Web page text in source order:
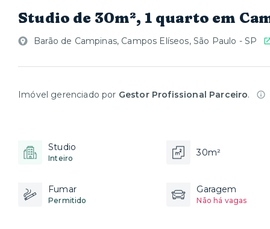
Studio de 30m², 1 quarto em
Barão de Campinas, Campos Elíseos, São Paulo - SP
Imóvel gerenciado por Gestor Profissional Parceiro.
Studio
Inteiro
30m²
Fumar
Permitido
Garagem
Não há vagas